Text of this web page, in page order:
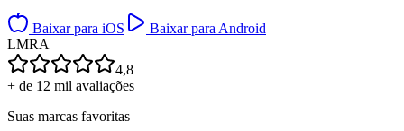
Baixar para iOS
Baixar para Android
LMRA
4,8
+ de 12 mil avaliações
Suas marcas favoritas